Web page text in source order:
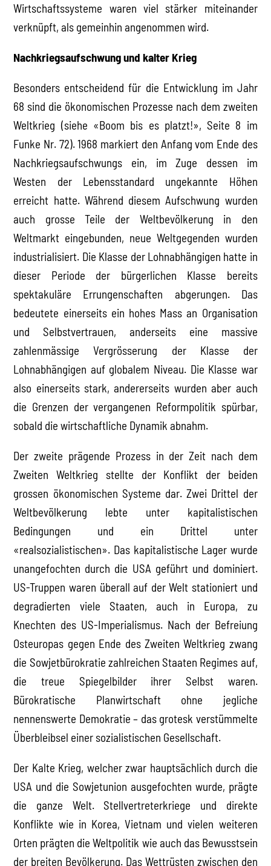
Wirtschaftssysteme waren viel stärker miteinander
verknüpft, als gemeinhin angenommen wird.
Nachkriegsaufschwung und kalter Krieg
Besonders entscheidend für die Entwicklung im Jahr
68 sind die ökonomischen Prozesse nach dem zweiten
Weltkrieg (siehe «Boom bis es platzt!», Seite 8 im
Funke Nr. 72). 1968 markiert den Anfang vom Ende des
Nachkriegsaufschwungs ein, im Zuge dessen im
Westen der Lebensstandard ungekannte Höhen
erreicht hatte. Während diesem Aufschwung wurden
auch grosse Teile der Weltbevölkerung in den
Weltmarkt eingebunden, neue Weltgegenden wurden
industrialisiert. Die Klasse der Lohnabhängigen hatte in
dieser Periode der bürgerlichen Klasse bereits
spektakuläre Errungenschaften abgerungen. Das
bedeutete einerseits ein hohes Mass an Organisation
und Selbstvertrauen, anderseits eine massive
zahlenmässige Vergrösserung der Klasse der
Lohnabhängigen auf globalem Niveau. Die Klasse war
also einerseits stark, andererseits wurden aber auch
die Grenzen der vergangenen Reformpolitik spürbar,
sobald die wirtschaftliche Dynamik abnahm.
Der zweite prägende Prozess in der Zeit nach dem
Zweiten Weltkrieg stellte der Konflikt der beiden
grossen ökonomischen Systeme dar. Zwei Drittel der
Weltbevölkerung lebte unter kapitalistischen
Bedingungen und ein Drittel unter
«realsozialistischen». Das kapitalistische Lager wurde
unangefochten durch die USA geführt und dominiert.
US-Truppen waren überall auf der Welt stationiert und
degradierten viele Staaten, auch in Europa, zu
Knechten des US-Imperialismus. Nach der Befreiung
Osteuropas gegen Ende des Zweiten Weltkrieg zwang
die Sowjetbürokratie zahlreichen Staaten Regimes auf,
die treue Spiegelbilder ihrer Selbst waren.
Bürokratische Planwirtschaft ohne jegliche
nennenswerte Demokratie – das grotesk verstümmelte
Überbleibsel einer sozialistischen Gesellschaft.
Der Kalte Krieg, welcher zwar hauptsächlich durch die
USA und die Sowjetunion ausgefochten wurde, prägte
die ganze Welt. Stellvertreterkriege und direkte
Konflikte wie in Korea, Vietnam und vielen weiteren
Orten prägten die Weltpolitik wie auch das Bewusstsein
der breiten Bevölkerung. Das Wettrüsten zwischen den